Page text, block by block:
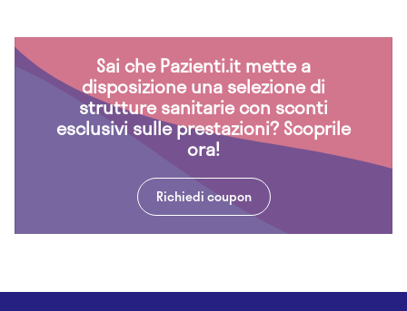
Sai che Pazienti.it mette a
disposizione una selezione di
strutture sanitarie con sconti
esclusivi sulle prestazioni? Scoprile
ora!
Richiedi coupon